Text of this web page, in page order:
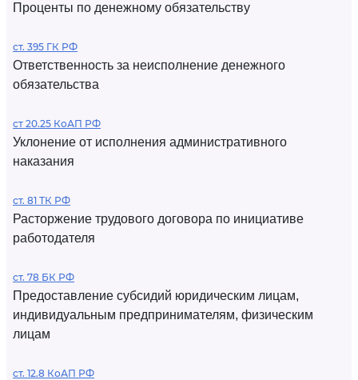
Проценты по денежному обязательству
ст. 395 ГК РФ
Ответственность за неисполнение денежного
обязательства
ст 20.25 КоАП РФ
Уклонение от исполнения административного
наказания
ст. 81 ТК РФ
Расторжение трудового договора по инициативе
работодателя
ст. 78 БК РФ
Предоставление субсидий юридическим лицам,
индивидуальным предпринимателям, физическим
лицам
ст. 12.8 КоАП РФ